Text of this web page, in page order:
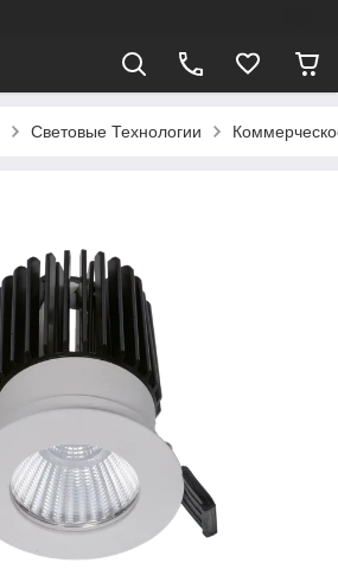
Световые Технологии